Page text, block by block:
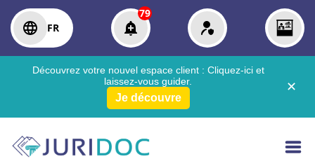
FR
79
Découvrez votre nouvel espace client : Cliquez-ici et
laissez-vous guider.
Je découvre
✕